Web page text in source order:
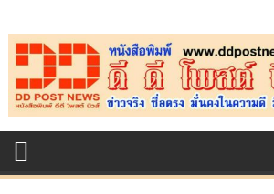
to
content